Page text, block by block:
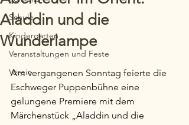
Schule
Kindergarten
Veranstaltungen und Feste
Verein
Aladdin und die
Wunderlampe
Am vergangenen Sonntag feierte die
Eschweger Puppenbühne eine
gelungene Premiere mit dem
Märchenstück „Aladdin und die